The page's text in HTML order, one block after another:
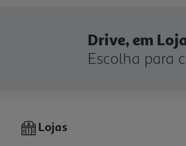
Drive, em
Escolha para
Lojas